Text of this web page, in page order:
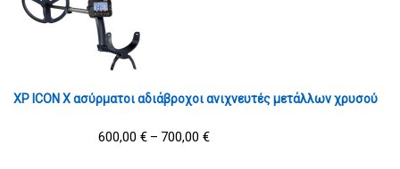
XP ICON X ασύρματοι αδιάβροχοι ανιχνευτές μετάλλων χρυσού
600,00 € – 700,00 €